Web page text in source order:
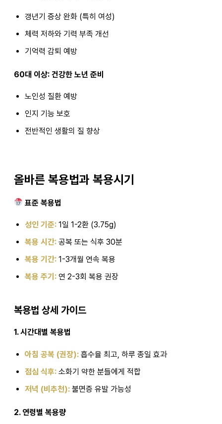
갱년기 증상 완화 (특히 여성)
체력 저하와 기력 부족 개선
기억력 감퇴 예방
60대 이상: 건강한 노년 준비
노인성 질환 예방
인지 기능 보호
전반적인 생활의 질 향상
올바른 복용법과 복용시기
표준 복용법
성인 기준: 1일 1-2환 (3.75g)
복용 시간: 공복 또는 식후 30분
복용 기간: 1-3개월 연속 복용
복용 주기: 연 2-3회 복용 권장
복용법 상세 가이드
1. 시간대별 복용법
아침 공복 (권장): 흡수율 최고, 하루 종일 효과
점심 식후: 소화기 약한 분들에게 적합
저녁 (비추천): 불면증 유발 가능성
2. 연령별 복용량